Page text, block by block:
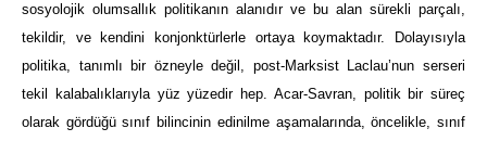
sosyolojik olumsallık politikanın alanıdır ve bu alan sürekli parçalı,
tekildir, ve kendini konjonktürlerle ortaya koymaktadır. Dolayısıyla
politika, tanımlı bir özneyle değil, post-Marksist Laclau’nun serseri
tekil kalabalıklarıyla yüz yüzedir hep. Acar-Savran, politik bir süreç
olarak gördüğü sınıf bilincinin edinilme aşamalarında, öncelikle, sınıf